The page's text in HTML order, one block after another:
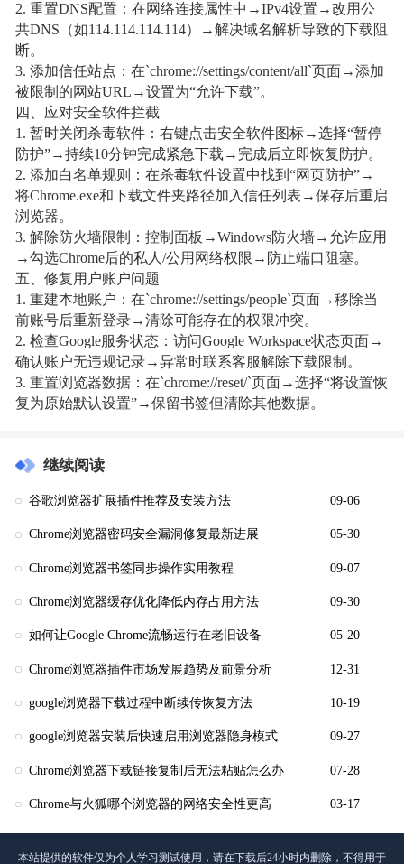
2. 重置DNS配置：在网络连接属性中→IPv4设置→改用公
共DNS（如114.114.114.114）→解决域名解析导致的下载阻
断。
3. 添加信任站点：在`chrome://settings/content/all`页面→添加
被限制的网站URL→设置为“允许下载”。
四、应对安全软件拦截
1. 暂时关闭杀毒软件：右键点击安全软件图标→选择“暂停
防护”→持续10分钟完成紧急下载→完成后立即恢复防护。
2. 添加白名单规则：在杀毒软件设置中找到“网页防护”→
将Chrome.exe和下载文件夹路径加入信任列表→保存后重启
浏览器。
3. 解除防火墙限制：控制面板→Windows防火墙→允许应用
→勾选Chrome后的私人/公用网络权限→防止端口阻塞。
五、修复用户账户问题
1. 重建本地账户：在`chrome://settings/people`页面→移除当
前账号后重新登录→清除可能存在的权限冲突。
2. 检查Google服务状态：访问Google Workspace状态页面→
确认账户无违规记录→异常时联系客服解除下载限制。
3. 重置浏览器数据：在`chrome://reset/`页面→选择“将设置恢
复为原始默认设置”→保留书签但清除其他数据。
继续阅读
谷歌浏览器扩展插件推荐及安装方法 09-06
Chrome浏览器密码安全漏洞修复最新进展 05-30
Chrome浏览器书签同步操作实用教程 09-07
Chrome浏览器缓存优化降低内存占用方法 09-30
如何让Google Chrome流畅运行在老旧设备 05-20
Chrome浏览器插件市场发展趋势及前景分析 12-31
google浏览器下载过程中断续传恢复方法 10-19
google浏览器安装后快速启用浏览器隐身模式 09-27
Chrome浏览器下载链接复制后无法粘贴怎么办 07-28
Chrome与火狐哪个浏览器的网络安全性更高 03-17
本站提供的软件仅为个人学习测试使用，请在下载后24小时内删除，不得用于